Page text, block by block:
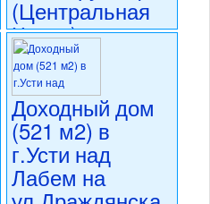
(Центральная
Чехия)
5 900 000 CZK
регион:Центральная Чехия
раздел: объекты для
коммерческого использования
состояние: требуется
капитальная реконструкция
номер объекта:20691
Доходный дом
(521 м2) в
г.Усти над
Лабем на